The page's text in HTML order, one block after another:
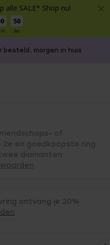
alle SALE* Shop nu!
49
Sec
besteld, morgen in huis
of
en goedkoopste ring
diamanten
ontvang je 20%